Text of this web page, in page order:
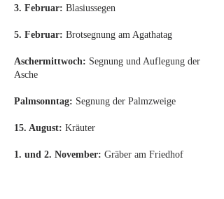
3. Februar: Blasiussegen
5. Februar: Brotsegnung am Agathatag
Aschermittwoch: Segnung und Auflegung der
Asche
Palmsonntag: Segnung der Palmzweige
15. August: Kräuter
1. und 2. November: Gräber am Friedhof